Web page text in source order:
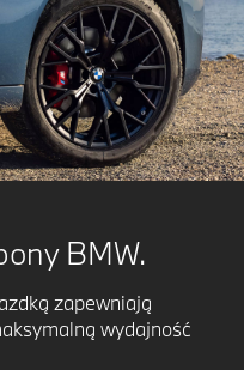
BMW.
zapewniają
wydajność